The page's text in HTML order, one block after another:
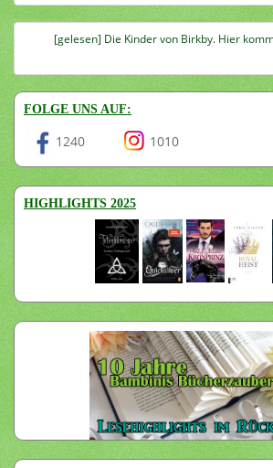
[gelesen] Die Kinder von Birkby. Hier
FOLGE UNS AUF:
1240 1010
HIGHLIGHTS 2025